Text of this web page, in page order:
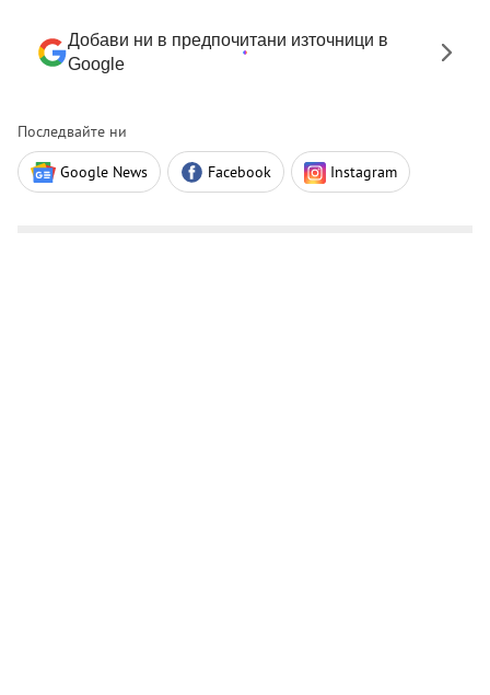
Добави ни в предпочитани източници в
Google
Последвайте ни
Google News Facebook Instagram